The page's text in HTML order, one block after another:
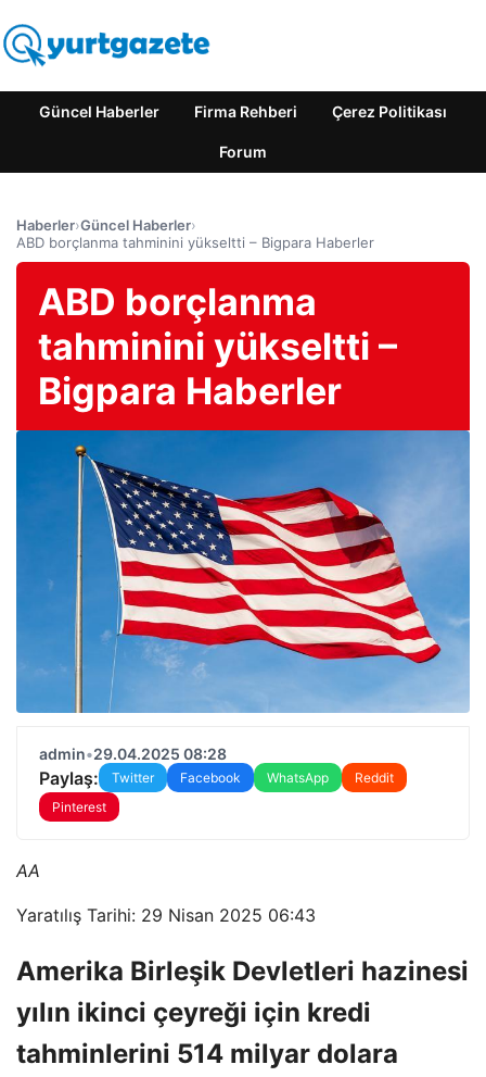
Güncel Haberler Firma Rehberi Çerez Politikası
Forum
Haberler›Güncel Haberler›
ABD borçlanma tahminini yükseltti – Bigpara Haberler
ABD borçlanma
tahminini yükseltti –
Bigpara Haberler
admin•29.04.2025 08:28
Paylaş: Twitter Facebook WhatsApp
Reddit
Pinterest
AA
Yaratılış Tarihi: 29 Nisan 2025 06:43
Amerika Birleşik Devletleri hazinesi
yılın ikinci çeyreği için kredi
tahminlerini 514 milyar dolara